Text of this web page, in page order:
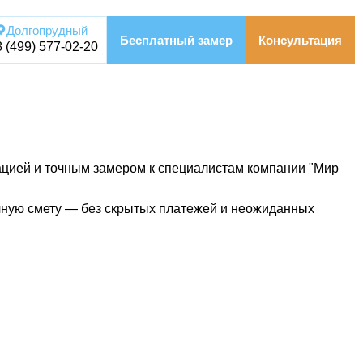
Долгопрудный
(499) 577-02-20
Бесплатный замер Консультация
и точным замером к специалистам компании "Мир
смету — без скрытых платежей и неожиданных